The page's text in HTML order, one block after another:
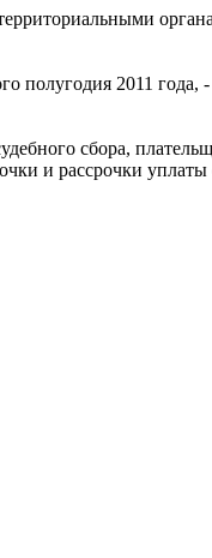
полугодия 2011
сбора,
и рассрочки